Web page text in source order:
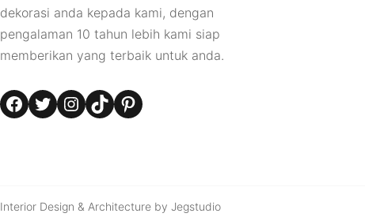
dekorasi anda kepada kami, dengan
pengalaman 10 tahun lebih kami siap
memberikan yang terbaik untuk anda.
Facebook Twitter Instagram TikTok Pinterest
Interior Design & Architecture by Jegstudio